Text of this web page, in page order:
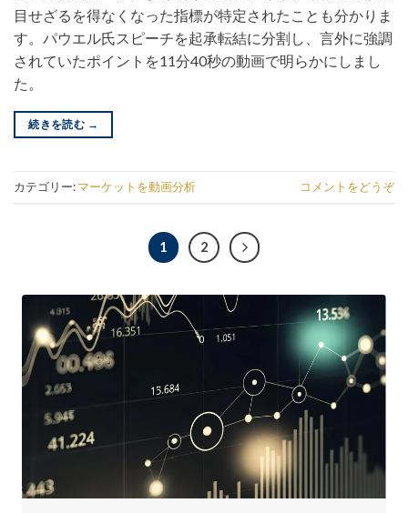
目せざるを得なくなった指標が特定されたことも分かりま
す。パウエル氏スピーチを起承転結に分割し、言外に強調
されていたポイントを11分40秒の動画で明らかにしまし
た。
続きを読む →
カテゴリー:マーケットを動画分析 コメントをどうぞ
1 2